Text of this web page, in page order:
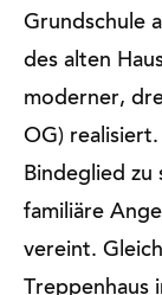
Grundschule
des alten
moderner,
OG)
Bindeglied zu
familiäre
vereint.
Treppenhaus